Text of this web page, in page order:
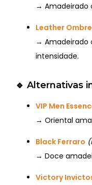
→ Amadeirado
Leather
→ Amadeirado
intensidade.
🔹 Alternativas
VIP Men
→ Oriental
Black Ferraro
→ Doce
Victory